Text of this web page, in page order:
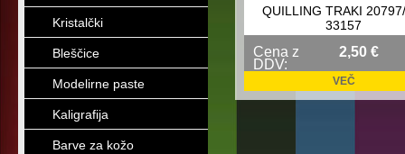
Kristalčki
Bleščice
Modelirne paste
Kaligrafija
Barve za kožo
QUILLING TRAKI
33157
Cena z
DDV:
2,50 €
VEČ